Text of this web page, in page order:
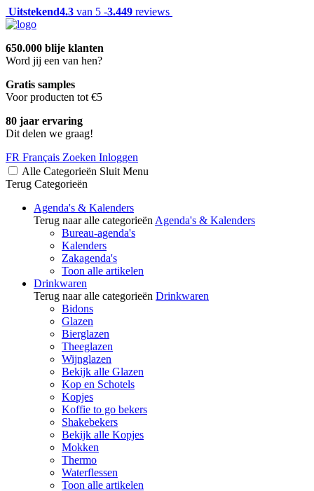
Uitstekend4.3 van 5 -3.449 reviews
650.000 blije klanten
Word jij een van hen?
Gratis samples
Voor producten tot €5
80 jaar ervaring
Dit delen we graag!
FR Français Zoeken Inloggen
Alle Categorieën Sluit Menu
Terug Categorieën
Agenda's & Kalenders
Terug naar alle categorieën Agenda's & Kalenders
Bureau-agenda's
Kalenders
Zakagenda's
Toon alle artikelen
Drinkwaren
Terug naar alle categorieën Drinkwaren
Bidons
Glazen
Bierglazen
Theeglazen
Wijnglazen
Bekijk alle Glazen
Kop en Schotels
Kopjes
Koffie to go bekers
Shakebekers
Bekijk alle Kopjes
Mokken
Thermo
Waterflessen
Toon alle artikelen